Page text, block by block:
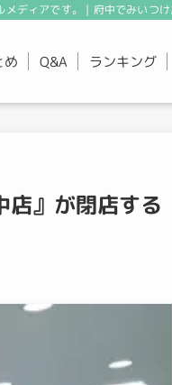
ディアです。 | 府中でみいつ
め Q&A ランキング
店』が閉店する